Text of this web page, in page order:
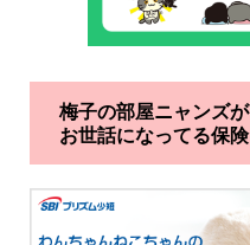
梅子の部屋ニャンズが
お世話になってる保険